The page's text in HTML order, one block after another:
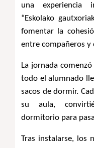
una experiencia
“Eskolako
fomentar la
entre compañeros y
La jornada
todo el alumnado
sacos de dormir.
su aula,
dormitorio para
Tras instalarse, los